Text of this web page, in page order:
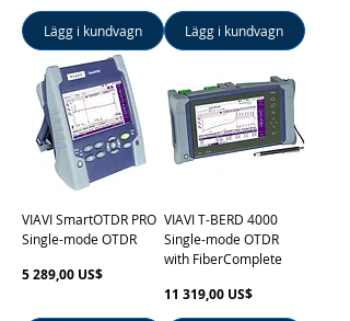
Lägg i kundvagn Lägg i kundvagn
VIAVI SmartOTDR PRO
Single-mode OTDR
Pris
5 289,00 US$
VIAVI T-BERD 4000
Single-mode OTDR
with FiberComplete
Pris
11 319,00 US$